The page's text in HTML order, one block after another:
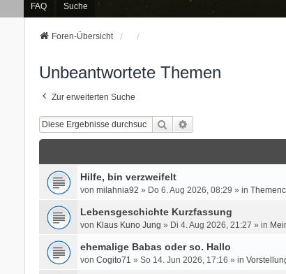
FAQ Suche
Foren-Übersicht
Unbeantwortete Themen
Zur erweiterten Suche
Suche
Hilfe, bin verzweifelt
von milahnia92 » Do 6. Aug 2026, 08:29 » in
Lebensgeschichte Kurzfassung
von Klaus Kuno Jung » Di 4. Aug 2026, 21:27 » in
ehemalige Babas oder so. Hallo
von Cogito71 » So 14. Jun 2026, 17:16 » in